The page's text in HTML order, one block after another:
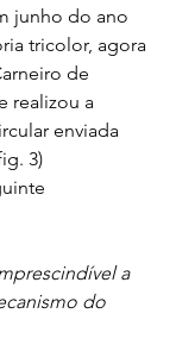
junho do ano
tricolor, agora
de
realizou a
enviada
3)
a
do